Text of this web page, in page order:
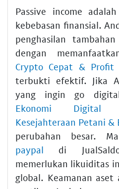
Passive income
kebebasan finansial.
penghasilan
dengan
Crypto Cepat & Profit
terbukti efektif. Jika
yang ingin go
Ekonomi Digital
Kesejahteraan Petani &
perubahan besar.
paypal di
memerlukan likuiditas
global. Keamanan